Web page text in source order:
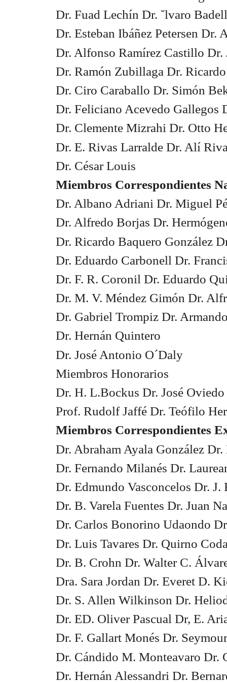
Dr. Fuad Lechín Dr. ˘lvaro
Dr. Esteban Ibáñez Petersen Dr.
Dr. Alfonso Ramírez Castillo Dr.
Dr. Ramón Zubillaga Dr.
Dr. Ciro Caraballo Dr. Simón
Dr. Feliciano Acevedo Gallegos
Dr. Clemente Mizrahi Dr. Otto
Dr. E. Rivas Larralde Dr. Alí
Dr. César Louis
Miembros Correspondientes
Dr. Albano Adriani Dr. Miguel
Dr. Alfredo Borjas Dr.
Dr. Ricardo Baquero González
Dr. Eduardo Carbonell Dr.
Dr. F. R. Coronil Dr. Eduardo
Dr. M. V. Méndez Gimón Dr.
Dr. Gabriel Trompiz Dr.
Dr. Hernán Quintero
Dr. José Antonio O´Daly
Miembros Honorarios
Dr. H. L.Bockus Dr. José
Prof. Rudolf Jaffé Dr. Teófilo
Miembros Correspondientes
Dr. Abraham Ayala González
Dr. Fernando Milanés Dr.
Dr. Edmundo Vasconcelos Dr. J.
Dr. B. Varela Fuentes Dr. Juan
Dr. Carlos Bonorino Udaondo
Dr. Luis Tavares Dr. Quirno
Dr. B. Crohn Dr. Walter C.
Dra. Sara Jordan Dr. Everet D.
Dr. S. Allen Wilkinson Dr.
Dr. ED. Oliver Pascual Dr, E.
Dr. F. Gallart Monés Dr.
Dr. Cándido M. Monteavaro Dr.
Dr. Hernán Alessandri Dr.